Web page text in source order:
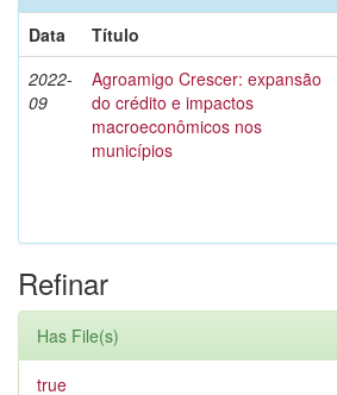
Data
Título
2022-
09
Agroamigo Crescer: expansão
do crédito e impactos
macroeconômicos nos
municípios
Refinar
Has File(s)
true